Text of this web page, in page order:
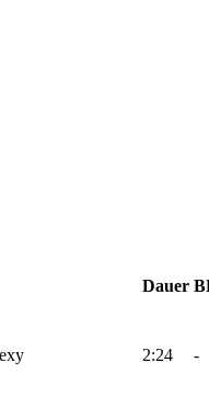
Dauer
2:24 -